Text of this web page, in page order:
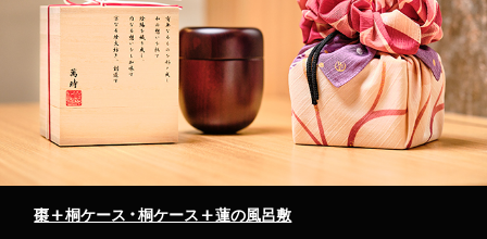
棗+桐ケース・桐ケース+蓮の風呂敷